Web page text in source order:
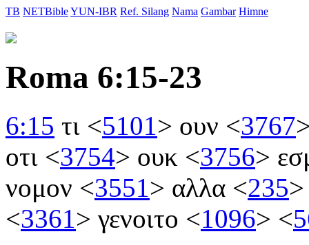
TB NETBibleYUN-IBR Ref. Silang Nama Gambar Himne
Roma 6:15-23
6:15 τι <5101> ουν <3767
οτι <3754> ουκ <3756>
νομον <3551> αλλα <235>
<3361> γενοιτο <1096> <